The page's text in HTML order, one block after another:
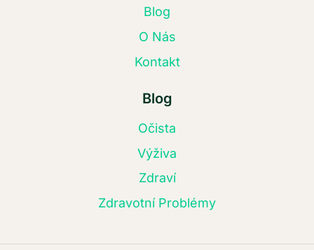
Blog
O Nás
Kontakt
Blog
Očista
Výživa
Zdraví
Zdravotní Problémy